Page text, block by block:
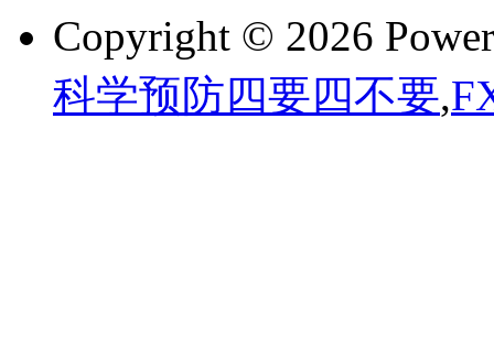
Copyright © 2026
科学预防四要四不要,